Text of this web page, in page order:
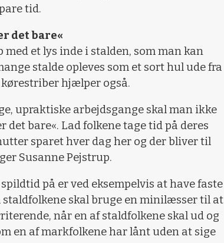
tid.
det bare«
et lys inde i stalden, som man kan
stalde opleves som et sort hul ude fra
hjælper også.
upraktiske arbejdsgange skal man ikke
det bare«. Lad folkene tage tid på deres
sparet hver dag her og der bliver til
Susanne Pejstrup.
på er ved eksempelvis at have faste
skal bruge en minilæsser til at
når en af staldfolkene skal ud og
en af markfolkene har lånt uden at sige